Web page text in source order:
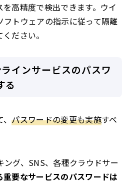
高精度で検出できます。ウイ
トウェアの指示に従って隔離
ださい。
インサービスのパスワ
る
、パスワードの変更も実施すべ
グ、SNS、各種クラウドサー
重要なサービスのパスワードは